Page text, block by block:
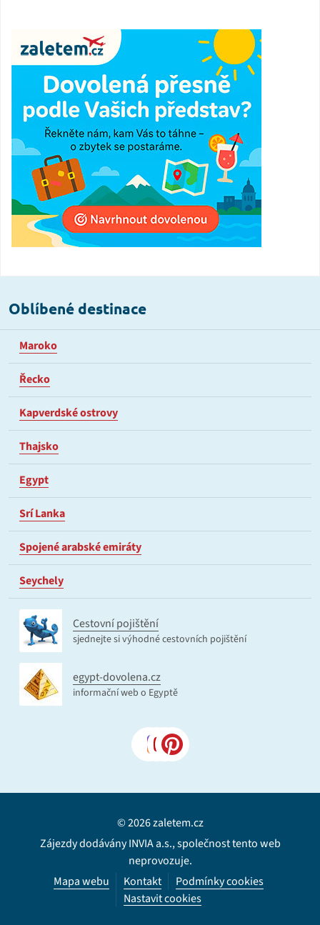
Oblíbené destinace
Maroko
Řecko
Kapverdské ostrovy
Thajsko
Egypt
Srí Lanka
Spojené arabské emiráty
Seychely
Cestovní pojištění
sjednejte si výhodné cestovních pojištění
egypt-dovolena.cz
informační web o Egyptě
© 2026 zaletem.cz
Zájezdy dodávány INVIA a.s., společnost tento web
neprovozuje.
Mapa webu
Kontakt
Podmínky cookies
Nastavit cookies